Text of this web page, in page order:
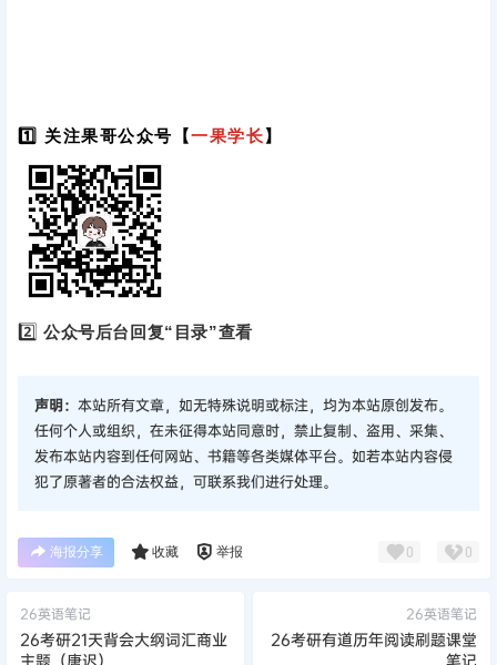
1️⃣ 关注果哥公众号【一果学长】
2️⃣公众号后台回复“目录”查看
声明： 本站所有文章，如无特殊说明或标注，均为本站原创发布。
任何个人或组织，在未征得本站同意时，禁止复制、盗用、采集、
发布本站内容到任何网站、书籍等各类媒体平台。如若本站内容侵
犯了原著者的合法权益，可联系我们进行处理。
海报分享 收藏 举报 0 0
26英语笔记
26考研21天背会大纲词汇商业
主题（唐迟）
26英语笔记
26考研有道历年阅读刷题课堂
笔记